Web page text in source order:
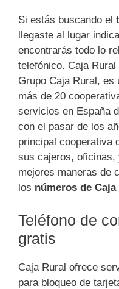
Si estás buscando el
llegaste al lugar
encontrarás todo lo
telefónico. Caja
Grupo Caja Rural, es
más de 20
servicios en España
con el pasar de los
principal cooperativa
sus cajeros,
mejores maneras de
los números de Caja
Teléfono de
gratis
Caja Rural ofrece
para bloqueo de